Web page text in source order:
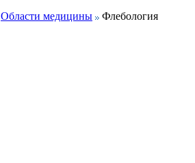
Области медицины
Флебология